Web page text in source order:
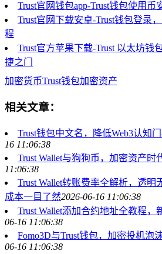
Trust官网钱包app-Trust钱包使用币
Trust官网下载安卓-Trust钱包登录
程
Trust官方苹果下载-Trust 以太坊钱
捷之门
加密货币Trust钱包加密资产
相关文章：
Trust钱包中文名，降低Web3认知
16 11:06:38
Trust Wallet与狗狗币，加密资产时
11:06:38
Trust Wallet转账费率全解析，透明
成本一目了然2026-06-16 11:06:38
Trust Wallet添加合约地址全教程，
06-16 11:06:38
Fomo3D与Trust钱包，加密投机泡
06-16 11:06:38